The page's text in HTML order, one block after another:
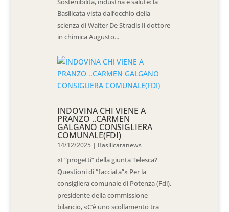
Basilicata vista dall’occhio della
scienza di Walter De Stradis Il dottore
in chimica Augusto...
INDOVINA CHI VIENE A
PRANZO ..CARMEN
GALGANO CONSIGLIERA
COMUNALE(FDI)
14/12/2025 | Basilicatanews
«I “progetti” della giunta Telesca?
Questioni di “facciata”» Per la
consigliera comunale di Potenza (Fdi),
presidente della commissione
bilancio, «C’è uno scollamento tra